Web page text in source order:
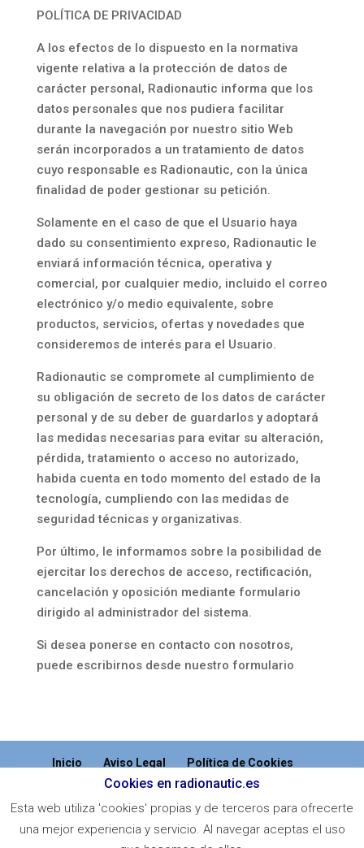
POLÍTICA DE PRIVACIDAD
A los efectos de lo dispuesto en la normativa
vigente relativa a la protección de datos de
carácter personal, Radionautic informa que los
datos personales que nos pudiera facilitar
durante la navegación por nuestro sitio Web
serán incorporados a un tratamiento de datos
cuyo responsable es Radionautic, con la única
finalidad de poder gestionar su petición.
Solamente en el caso de que el Usuario haya
dado su consentimiento expreso, Radionautic le
enviará información técnica, operativa y
comercial, por cualquier medio, incluido el correo
electrónico y/o medio equivalente, sobre
productos, servicios, ofertas y novedades que
consideremos de interés para el Usuario.
Radionautic se compromete al cumplimiento de
su obligación de secreto de los datos de carácter
personal y de su deber de guardarlos y adoptará
las medidas necesarias para evitar su alteración,
pérdida, tratamiento o acceso no autorizado,
habida cuenta en todo momento del estado de la
tecnología, cumpliendo con las medidas de
seguridad técnicas y organizativas.
Por último, le informamos sobre la posibilidad de
ejercitar los derechos de acceso, rectificación,
cancelación y oposición mediante formulario
dirigido al administrador del sistema.
Si desea ponerse en contacto con nosotros,
puede escribirnos desde nuestro formulario
Inicio Aviso Legal
Política de Cookies
Política de Protección de Datos
Contacto
Cookies en radionautic.es
Esta web utiliza 'cookies' propias y de terceros para ofrecerte
una mejor experiencia y servicio. Al navegar aceptas el uso